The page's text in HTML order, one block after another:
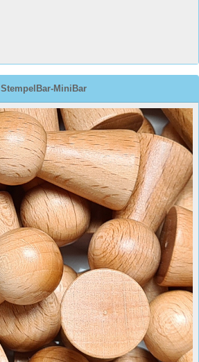
StempelBar-MiniBar